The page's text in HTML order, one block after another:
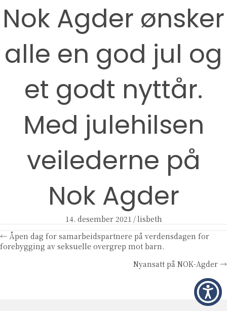
Nok Agder ønsker
alle en god jul og
et godt nyttår.
Med julehilsen
veilederne på
Nok Agder
14. desember 2021 /lisbeth
Posts
← Åpen dag for samarbeidspartnere på verdensdagen for
forebygging av seksuelle overgrep mot barn.
Nyansatt på NOK-Agder →